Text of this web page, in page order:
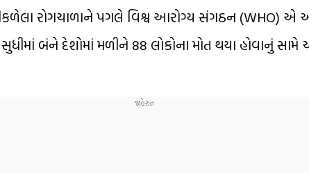
રોગચાળાને પગલે વિશ્વ આરોગ્ય સંગઠન (WHO) એ
બંને દેશોમાં મળીને 88 લોકોના મોત થયા હોવાનું